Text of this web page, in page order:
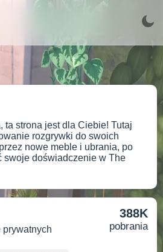
ta strona jest dla Ciebie! Tutaj
rozgrywki do swoich
nowe meble i ubrania, po
swoje doświadczenie w The
prywatnych
388K
pobrania